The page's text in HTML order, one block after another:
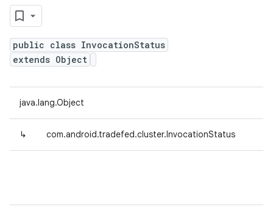
public class InvocationStatus
extends Object
java.lang.Object
↳ com.android.tradefed.cluster.InvocationStatus